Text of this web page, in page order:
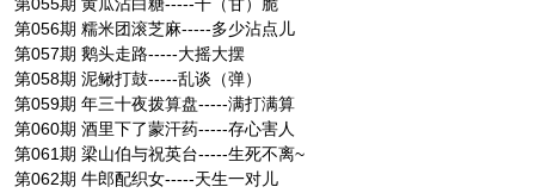
第056期 糯米团滚芝麻-----多少沾点儿
第057期 鹅头走路-----大摇大摆
第058期 泥鳅打鼓-----乱谈（弹）
第059期 年三十夜拨算盘-----满打满算
第060期 酒里下了蒙汗药-----存心害人
第061期 梁山伯与祝英台-----生死不离~
第062期 牛郎配织女-----天生一对儿